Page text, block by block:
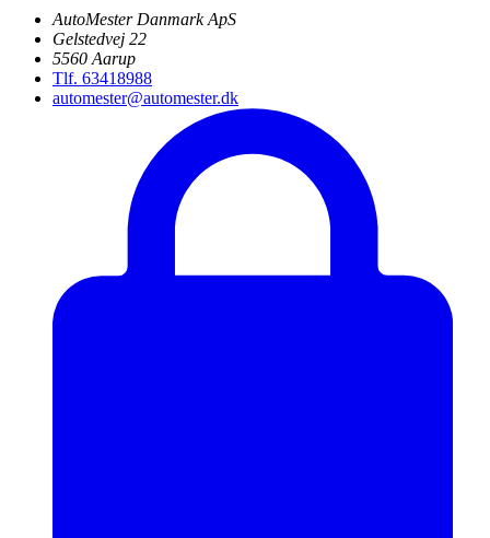
AutoMester Danmark ApS
Gelstedvej 22
5560 Aarup
Tlf. 63418988
automester@automester.dk